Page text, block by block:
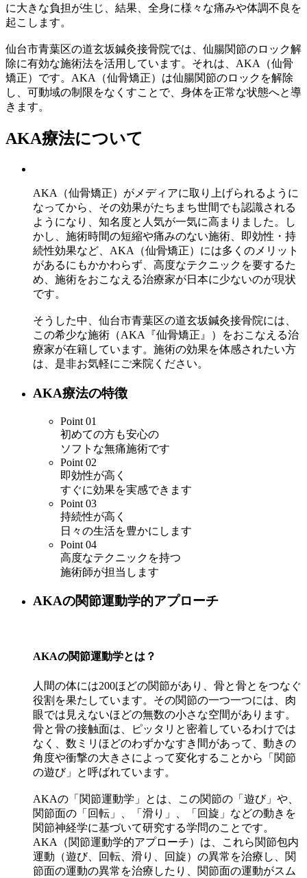
に大きな負担が生じ、結果、全身に様々な痛みや体調不良を
起こします。
仙台市青葉区の道玄坂鍼灸接骨院では、仙腸関節のロック解
除に有効な施術法を活用しています。それは、AKA（仙骨
矯正）です。AKA（仙骨矯正）は仙腸関節のロックを解除
し、可動域の制限をなくすことで、身体を正常な状態へと導
きます。
AKA療法について
AKA（仙骨矯正）がメディアに取り上げられるように
なってから、その効果がたちまち世間でも認識される
ようになり、知名度と人気が一気に高まりました。し
かし、施術時間の短縮や痛みのない施術、即効性・持
続性効果など、AKA（仙骨矯正）には多くのメリット
があるにもかかわらず、高度なテクニックを要するた
め、施術をおこなえる治療家が日本に少ないのが現状
です。
そうした中、仙台市青葉区の道玄坂鍼灸接骨院には、
この希少な施術（AKA『仙骨矯正』）をおこなえる治
療家が在籍しています。施術の効果を体感されたい方
は、是非お気軽にご来院ください。
AKA療法の特徴
Point 01
初めての方も安心の
ソフトな無痛施術です
Point 02
即効性が高く
すぐに効果を実感できます
Point 03
持続性が高く
日々の生活を豊かにします
Point 04
高度なテクニックを持つ
施術師が担当します
AKAの関節運動学的アプローチ
AKAの関節運動学とは？
人間の体には200ほどの関節があり、骨と骨とをつなぐ
役割を果たしています。その関節の一つ一つには、肉
眼では見えないほどの無数の小さな空間があります。
骨と骨の接触面は、ピッタリと密着しているわけでは
なく、数ミリほどのわずかなすき間があって、動きの
角度や衝撃の大きさによって変化することから「関節
の遊び」と呼ばれています。
AKAの「関節運動学」とは、この関節の「遊び」や、
関節面の「回転」、「滑り」、「回旋」などの動きを
関節神経学に基づいて研究する学問のことです。
AKA（関節運動学的アプローチ）は、これら関節包内
運動（遊び、回転、滑り、回旋）の異常を治療し、関
節面の運動の異常を治療したり、関節面の運動がスム